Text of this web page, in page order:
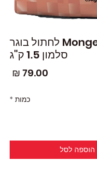
מונג' Monge לחתול בוגר
סלמון 1.5 ק"ג
כמות *
הוספה לסל